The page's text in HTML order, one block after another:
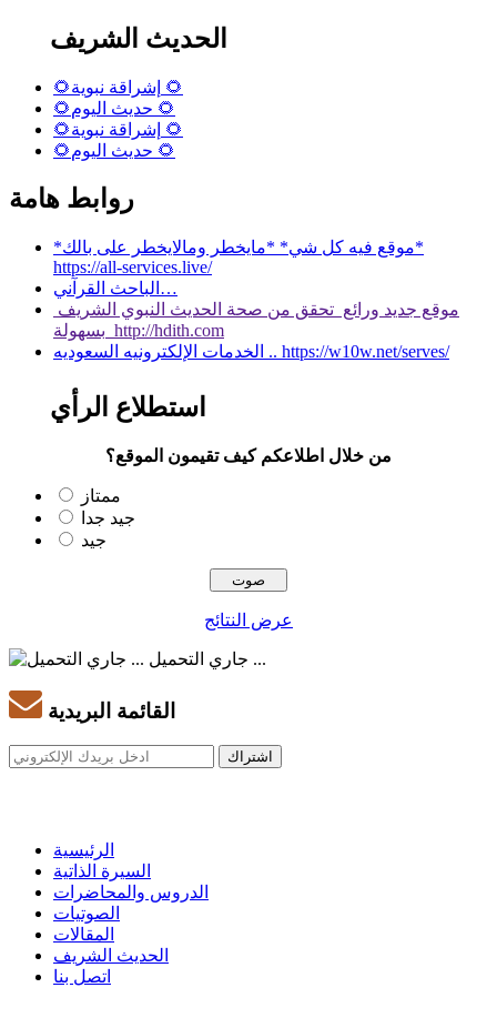
الحديث الشريف
🌻إشراقة نبوية 🌻
🌻حديث اليوم 🌻
🌻إشراقة نبوية 🌻
🌻حديث اليوم 🌻
روابط هامة
*موقع فيه كل شي* *مايخطر ومالايخطر على بالك*
https://all-services.live/
الباحث القرآني…
موقع جديد ورائع تحقق من صحة الحديث النبوي الشريف
بسهولة http://hdith.com
الخدمات الإلكترونيه السعوديه .. https://w10w.net/serves/
استطلاع الرأي
من خلال اطلاعكم كيف تقيمون الموقع؟
ممتاز
جيد جدا
جيد
عرض النتائج
جاري التحميل ...
القائمة البريدية
الرئيسية
السيرة الذاتية
الدروس والمحاضرات
الصوتيات
المقالات
الحديث الشريف
اتصل بنا